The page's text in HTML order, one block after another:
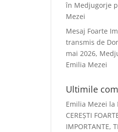
în Medjugorje
Mezei
Mesaj Foarte
transmis de
mai 2026,
Emilia Mezei
Ultimile
Emilia Mezei la
CEREȘTI
IMPORTANTE,